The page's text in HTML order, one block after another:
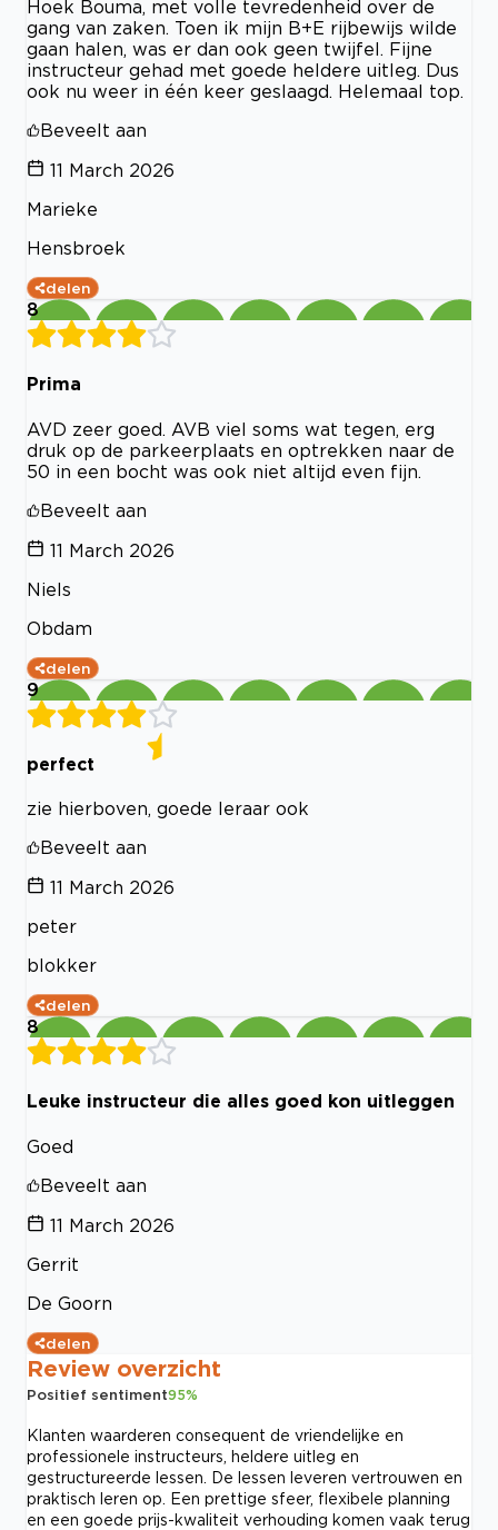
Hoek Bouma, met volle tevredenheid over de
gang van zaken. Toen ik mijn B+E rijbewijs wilde
gaan halen, was er dan ook geen twijfel. Fijne
instructeur gehad met goede heldere uitleg. Dus
ook nu weer in één keer geslaagd. Helemaal top.
Beveelt aan
11 March 2026
Marieke
Hensbroek
delen
8
Prima
AVD zeer goed. AVB viel soms wat tegen, erg
druk op de parkeerplaats en optrekken naar de
50 in een bocht was ook niet altijd even fijn.
Beveelt aan
11 March 2026
Niels
Obdam
delen
9
perfect
zie hierboven, goede leraar ook
Beveelt aan
11 March 2026
peter
blokker
delen
8
Leuke instructeur die alles goed kon uitleggen
Goed
Beveelt aan
11 March 2026
Gerrit
De Goorn
delen
Review overzicht
Positief sentiment95%
Klanten waarderen consequent de vriendelijke en
professionele instructeurs, heldere uitleg en
gestructureerde lessen. De lessen leveren vertrouwen en
praktisch leren op. Een prettige sfeer, flexibele planning
en een goede prijs-kwaliteit verhouding komen vaak terug